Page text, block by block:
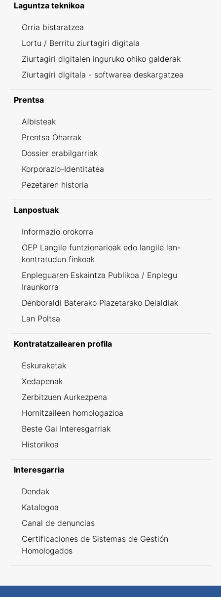
Laguntza teknikoa
Orria bistaratzea
Lortu / Berritu ziurtagiri digitala
Ziurtagiri digitalen inguruko ohiko galderak
Ziurtagiri digitala - softwarea deskargatzea
Prentsa
Albisteak
Prentsa Oharrak
Dossier erabilgarriak
Korporazio-Identitatea
Pezetaren historia
Lanpostuak
Informazio orokorra
OEP Langile funtzionarioak edo langile lan-
kontratudun finkoak
Enpleguaren Eskaintza Publikoa / Enplegu
Iraunkorra
Denboraldi Baterako Plazetarako Deialdiak
Lan Poltsa
Kontratatzailearen profila
Eskuraketak
Xedapenak
Zerbitzuen Aurkezpena
Hornitzaileen homologazioa
Beste Gai Interesgarriak
Historikoa
Interesgarria
Dendak
Katalogoa
Canal de denuncias
Certificaciones de Sistemas de Gestión
Homologados